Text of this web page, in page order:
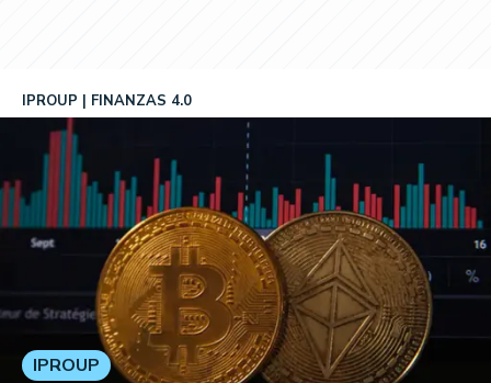
IPROUP FINANZAS 4.0
IPROUP